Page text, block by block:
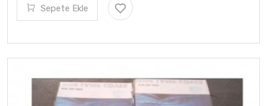
Sepete Ekle